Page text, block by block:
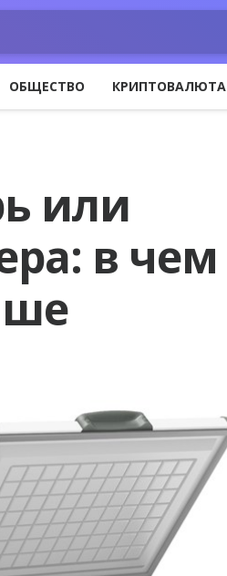
ОБЩЕСТВО КРИПТОВАЛЮТА
или
в чем